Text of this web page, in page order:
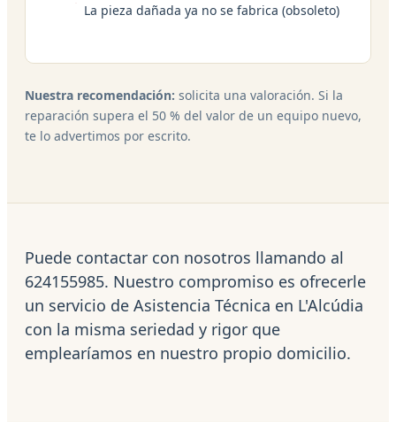
La pieza dañada ya no se fabrica (obsoleto)
Nuestra recomendación: solicita una valoración. Si la
reparación supera el 50 % del valor de un equipo nuevo,
te lo advertimos por escrito.
Puede contactar con nosotros llamando al
624155985. Nuestro compromiso es ofrecerle
un servicio de Asistencia Técnica en L'Alcúdia
con la misma seriedad y rigor que
emplearíamos en nuestro propio domicilio.